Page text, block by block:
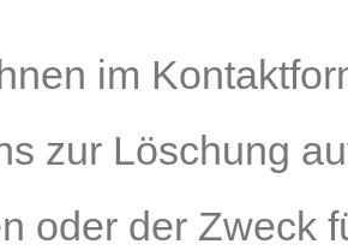
im
zur Löschung
oder der Zweck